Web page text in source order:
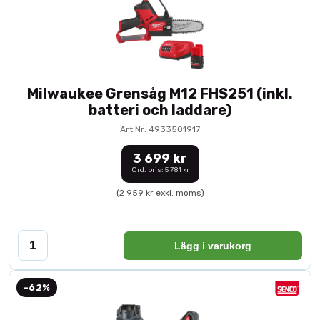
Milwaukee Grensåg M12 FHS251 (inkl.
batteri och laddare)
Art.Nr: 4933501917
3 699 kr
Ord. pris: 5 781 kr
(2 959 kr exkl. moms)
Lägg i varukorg
-62%